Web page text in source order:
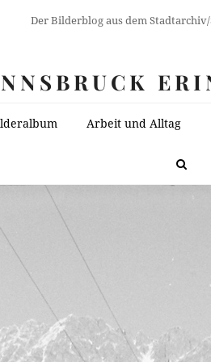
Der Bilderblog aus dem
Arbeit und Alltag